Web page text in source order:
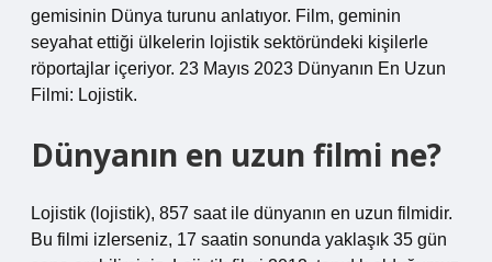
gemisinin Dünya turunu anlatıyor. Film, geminin
seyahat ettiği ülkelerin lojistik sektöründeki kişilerle
röportajlar içeriyor. 23 Mayıs 2023 Dünyanın En Uzun
Filmi: Lojistik.
Dünyanın en uzun filmi ne?
Lojistik (lojistik), 857 saat ile dünyanın en uzun filmidir.
Bu filmi izlerseniz, 17 saatin sonunda yaklaşık 35 gün